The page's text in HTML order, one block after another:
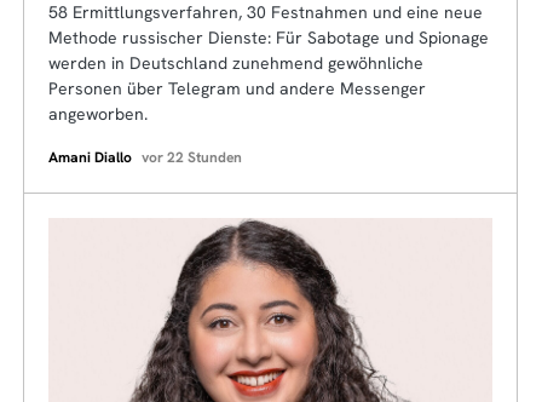
58 Ermittlungsverfahren, 30 Festnahmen und eine neue
Methode russischer Dienste: Für Sabotage und Spionage
werden in Deutschland zunehmend gewöhnliche
Personen über Telegram und andere Messenger
angeworben.
Amani Diallo vor 22 Stunden